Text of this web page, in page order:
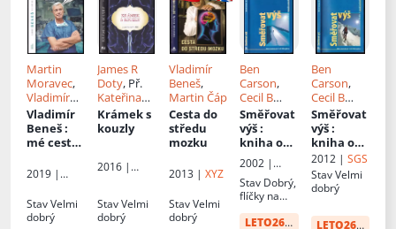
Martin
Moravec,
Vladimír
Beneš
Vladimír
Beneš:
mé cesty
mozku
2019 |
Moravec
StavVelmi
dobrý
James R
Doty, Př.
Kateřina
Sigmundo
vá
Krámek s
kouzly
2016 |
StavVelmi
dobrý
Vladimír
Beneš,
Martin Čáp
Cesta do
středu
mozku
2013 | XYZ
StavVelmi
dobrý
Ben
Carson,
Cecil B
Murphey,
Př.Ema
Jelínková
Směřovat
výš:
kniha o
rozvoji
osobního
potenciál
u - 2. díl
2002 |
Advent-
Orion
Stav Dobrý,
flíčky na
LETO26od: 34 Kč
Ben
Carson,
Cecil B
Murphey
Směřovat
výš:
kniha o
rozvoji
osobního
potenciál
2012 | SGS
StavVelmi
dobrý
LETO26
:34 Kč